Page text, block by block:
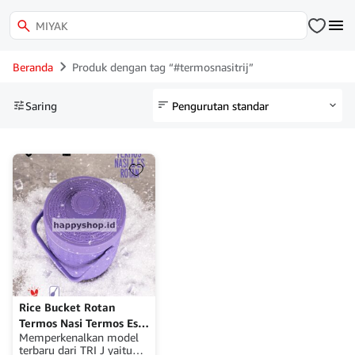
Beranda Produk dengan tag “#termosnasitrij”
Saring
Rice Bucket Rotan
Termos Nasi Termos Es
6.5 Liter TRI J
Memperkenalkan model
terbaru dari TRI J yaitu